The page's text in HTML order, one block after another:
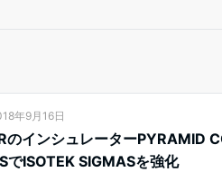
年9月16日
のインシュレーターPYRAMID
でISOTEK SIGMASを強化